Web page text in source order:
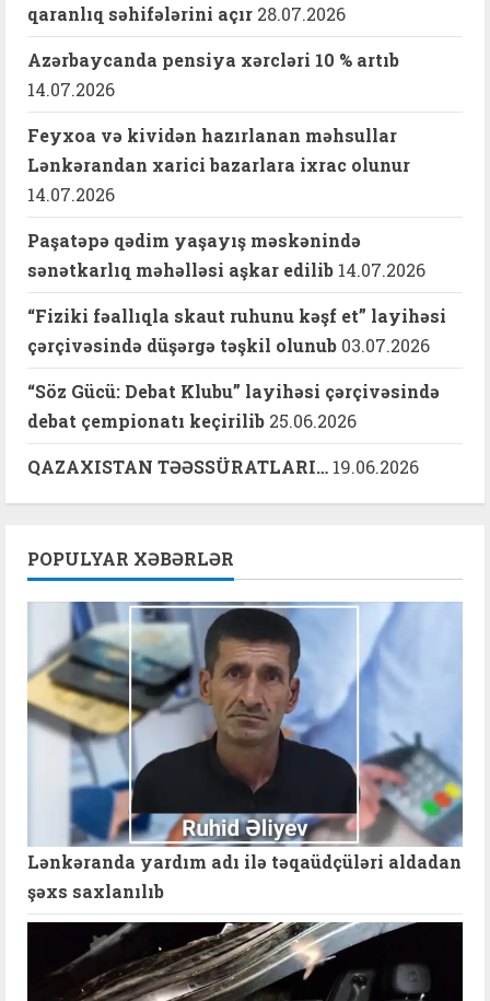
qaranlıq səhifələrini açır 28.07.2026
Azərbaycanda pensiya xərcləri 10 % artıb
14.07.2026
Feyxoa və kividən hazırlanan məhsullar
Lənkərandan xarici bazarlara ixrac olunur
14.07.2026
Paşatəpə qədim yaşayış məskənində
sənətkarlıq məhəlləsi aşkar edilib 14.07.2026
“Fiziki fəallıqla skaut ruhunu kəşf et” layihəsi
çərçivəsində düşərgə təşkil olunub 03.07.2026
“Söz Gücü: Debat Klubu” layihəsi çərçivəsində
debat çempionatı keçirilib 25.06.2026
QAZAXISTAN TƏƏSSÜRATLARI… 19.06.2026
POPULYAR XƏBƏRLƏR
Lənkəranda yardım adı ilə təqaüdçüləri aldadan
şəxs saxlanılıb